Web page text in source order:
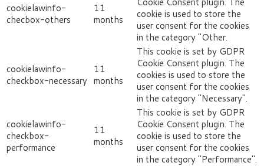
cookielawinfo-
checbox-others
11
months
cookie is used to store the
user consent for the cookies
in the category "Other.
cookielawinfo-
checkbox-necessary
11
months
This cookie is set by GDPR
Cookie Consent plugin. The
cookies is used to store the
user consent for the cookies
in the category "Necessary".
cookielawinfo-
checkbox-
performance
11
months
This cookie is set by GDPR
Cookie Consent plugin. The
cookie is used to store the
user consent for the cookies
in the category "Performance".